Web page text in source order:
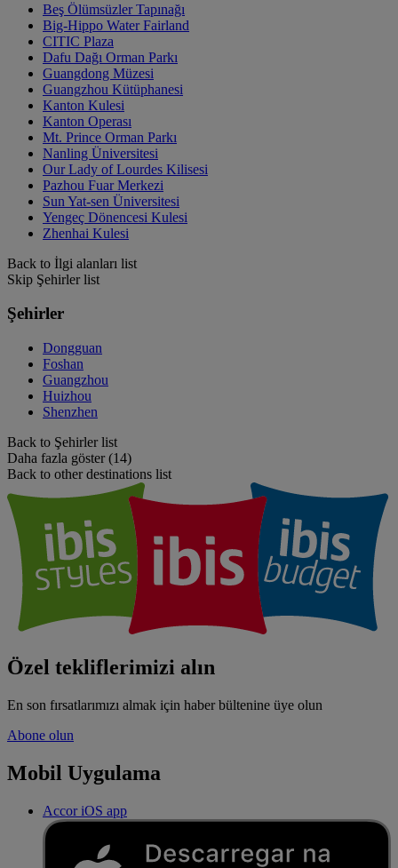
Beş Ölümsüzler Tapınağı
Big-Hippo Water Fairland
CITIC Plaza
Dafu Dağı Orman Parkı
Guangdong Müzesi
Guangzhou Kütüphanesi
Kanton Kulesi
Kanton Operası
Mt. Prince Orman Parkı
Nanling Üniversitesi
Our Lady of Lourdes Kilisesi
Pazhou Fuar Merkezi
Sun Yat-sen Üniversitesi
Yengeç Dönencesi Kulesi
Zhenhai Kulesi
Back to İlgi alanları list
Skip Şehirler list
Şehirler
Dongguan
Foshan
Guangzhou
Huizhou
Shenzhen
Back to Şehirler list
Daha fazla göster (14)
Back to other destinations list
Özel tekliflerimizi alın
En son fırsatlarımızı almak için haber bültenine üye olun
Abone olun
Mobil Uygulama
Accor iOS app